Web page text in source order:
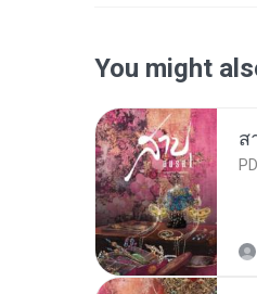
You might
ส